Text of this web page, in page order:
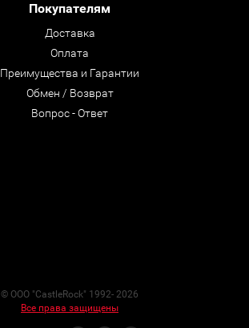
Покупателям
Доставка
Оплата
Преимущества и Гарантии
Обмен / Возврат
Вопрос - Ответ
© ООО "CastleRock" 1992- 2026
Все права защищены